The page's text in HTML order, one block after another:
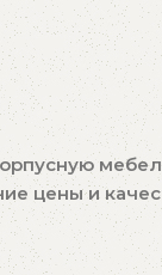
цены и